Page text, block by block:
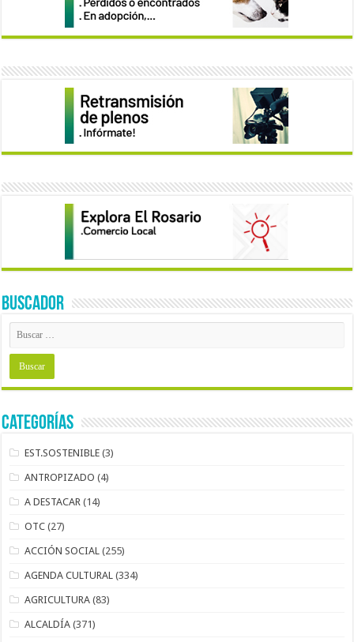
BUSCADOR
Categorías
EST.SOSTENIBLE (3)
ANTROPIZADO (4)
A DESTACAR (14)
OTC (27)
ACCIÓN SOCIAL (255)
AGENDA CULTURAL (334)
AGRICULTURA (83)
ALCALDÍA (371)